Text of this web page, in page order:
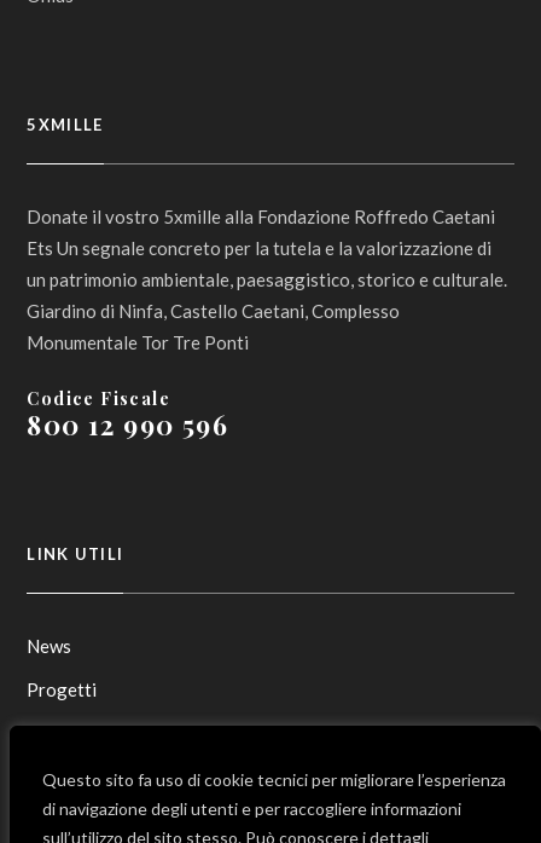
Questo sito fa uso di cookie tecnici per migliorare l’esperienza
di navigazione degli utenti e per raccogliere informazioni
sull’utilizzo del sito stesso. Può conoscere i dettagli
5XMILLE
Donate il vostro 5xmille alla Fondazione Roffredo Caetani
Ets Un segnale concreto per la tutela e la valorizzazione di
un patrimonio ambientale, paesaggistico, storico e culturale.
Giardino di Ninfa, Castello Caetani, Complesso
Monumentale Tor Tre Ponti
Codice Fiscale
800 12 990 596
LINK UTILI
News
Progetti
Contatti
Mappa del sito